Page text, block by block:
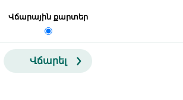
Վճարային քարտեր
Վճարել